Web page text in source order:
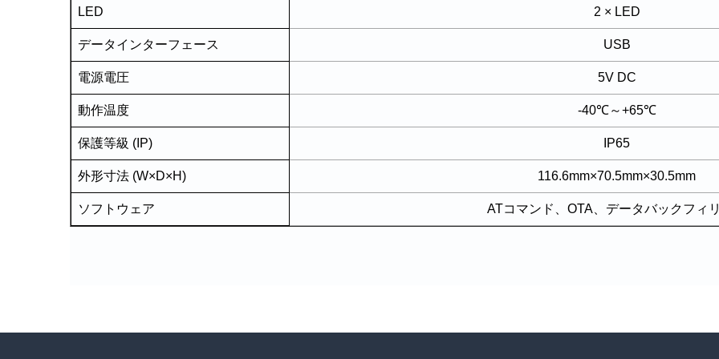
LED 2 × LED
データインターフェース USB
電源電圧 5V DC
動作温度 -40℃～+65℃
保護等級 (IP) IP65
外形寸法 (W×D×H) 116.6mm×70.5mm×30.5mm
ソフトウェア ATコマンド、OTA、データバックフィ